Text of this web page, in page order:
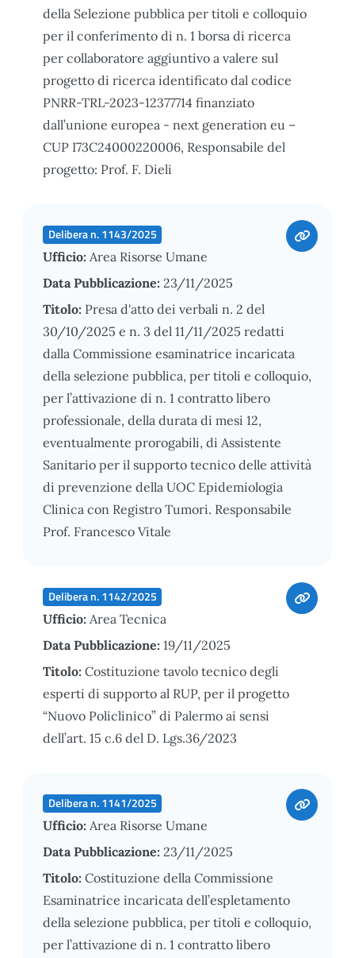
della Selezione pubblica per titoli e colloquio
per il conferimento di n. 1 borsa di ricerca
per collaboratore aggiuntivo a valere sul
progetto di ricerca identificato dal codice
PNRR-TRL-2023-12377714 finanziato
dall’unione europea - next generation eu –
CUP I73C24000220006, Responsabile del
progetto: Prof. F. Dieli
Delibera n. 1143/2025
Ufficio: Area Risorse Umane
Data Pubblicazione: 23/11/2025
Titolo: Presa d'atto dei verbali n. 2 del
30/10/2025 e n. 3 del 11/11/2025 redatti
dalla Commissione esaminatrice incaricata
della selezione pubblica, per titoli e colloquio,
per l’attivazione di n. 1 contratto libero
professionale, della durata di mesi 12,
eventualmente prorogabili, di Assistente
Sanitario per il supporto tecnico delle attività
di prevenzione della UOC Epidemiologia
Clinica con Registro Tumori. Responsabile
Prof. Francesco Vitale
Delibera n. 1142/2025
Ufficio: Area Tecnica
Data Pubblicazione: 19/11/2025
Titolo: Costituzione tavolo tecnico degli
esperti di supporto al RUP, per il progetto
“Nuovo Policlinico” di Palermo ai sensi
dell’art. 15 c.6 del D. Lgs.36/2023
Delibera n. 1141/2025
Ufficio: Area Risorse Umane
Data Pubblicazione: 23/11/2025
Titolo: Costituzione della Commissione
Esaminatrice incaricata dell’espletamento
della selezione pubblica, per titoli e colloquio,
per l’attivazione di n. 1 contratto libero